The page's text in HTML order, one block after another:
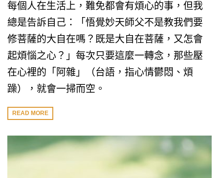
每個人在生活上，難免都會有煩心的事，但我
總是告訴自己：「悟覺妙天師父不是教我們要
修菩薩的大自在嗎？既是大自在菩薩，又怎會
起煩惱之心？」每次只要這麼一轉念，那些壓
在心裡的「阿雜」（台語，指心情鬱悶、煩
躁），就會一掃而空。
READ MORE